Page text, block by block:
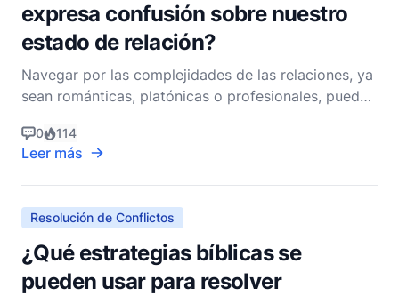
expresa confusión sobre nuestro
estado de relación?
Navegar por las complejidades de las relaciones, ya
sean románticas, platónicas o profesionales, puede
malentendidos. Como pastor cristiano no
denominacional, creo que los principios
encontrados en la Biblia ofrecen una sabiduría
atemporal para abordar tal
0 114
Leer más
Resolución de Conflictos
¿Qué estrategias bíblicas se
pueden usar para resolver